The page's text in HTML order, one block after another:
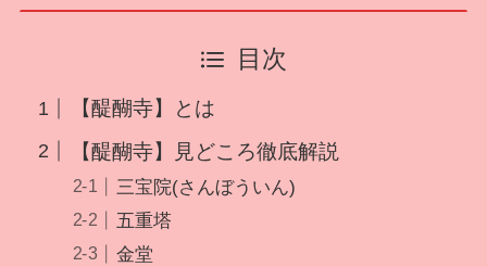
目次
【醍醐寺】とは
【醍醐寺】見どころ徹底解説
三宝院(さんぼういん)
五重塔
金堂